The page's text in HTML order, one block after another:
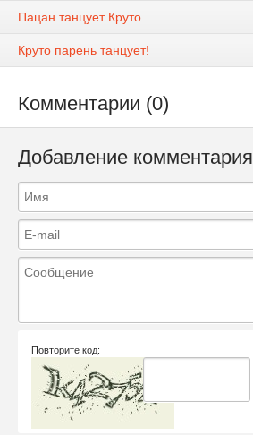
Пацан танцует Круто
Круто парень танцует!
Комментарии (0)
Добавление комментария
Повторите код: